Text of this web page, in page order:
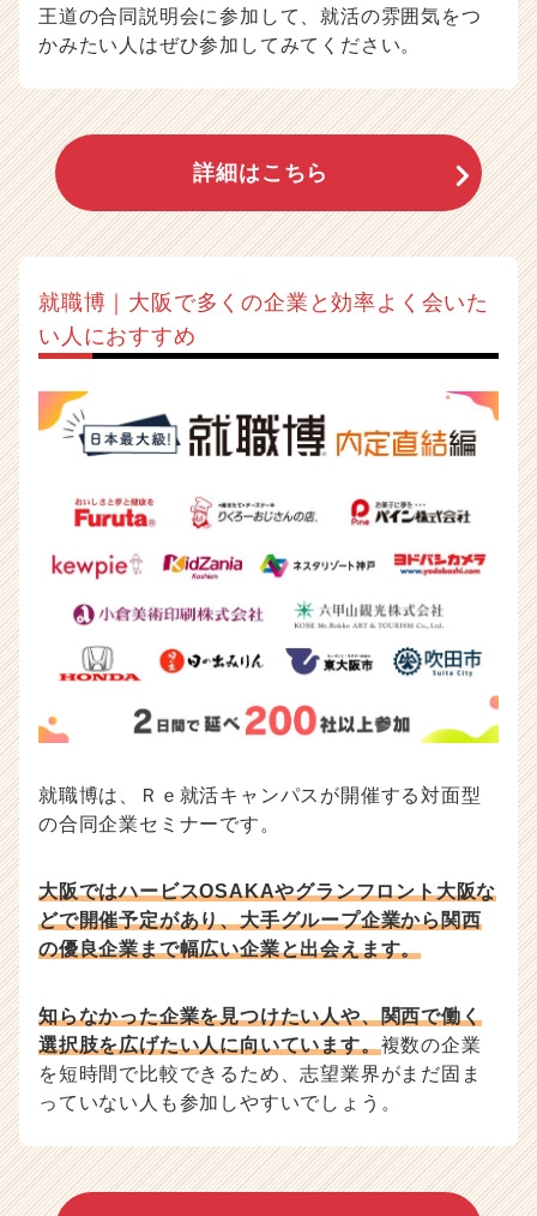
王道の合同説明会に参加して、就活の雰囲気をつ
かみたい人はぜひ参加してみてください。
詳細はこちら
就職博｜大阪で多くの企業と効率よく会いた
い人におすすめ
就職博は、Ｒｅ就活キャンパスが開催する対面型
の合同企業セミナーです。
大阪ではハービスOSAKAやグランフロント大阪な
どで開催予定があり、大手グループ企業から関西
の優良企業まで幅広い企業と出会えます。
知らなかった企業を見つけたい人や、関西で働く
選択肢を広げたい人に向いています。複数の企業
を短時間で比較できるため、志望業界がまだ固ま
っていない人も参加しやすいでしょう。